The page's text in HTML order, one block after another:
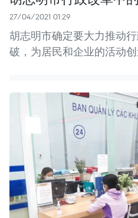
27/04/2021 01:29
胡志明市确定要大力推动
破，为居民和企业的活动创